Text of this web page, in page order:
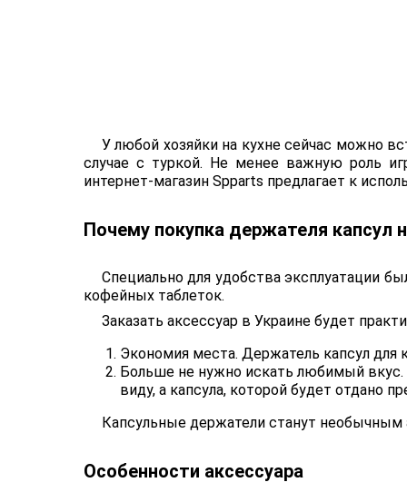
У любой хозяйки на кухне сейчас можно
случае с туркой. Не менее важную роль
интернет-магазин Spparts предлагает к
Почему покупка держателя капсул
Специально для удобства эксплуатации
кофейных таблеток.
Заказать аксессуар в Украине будет
Экономия места. Держатель капсул для
Больше не нужно искать любимый вкус.
виду, а капсула, которой будет отдано
Капсульные держатели станут необычным
Особенности аксессуара